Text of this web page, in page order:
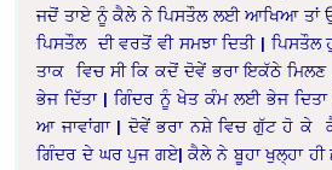
ਜਦੋਂ ਤਾਏ ਨੂੰ ਕੈਲੇ ਨੇ ਪਿਸਤੌਲ ਲਈ ਆਖਿਆ ਤਾਂ
ਪਿਸਤੌਲ ਦੀ ਵਰਤੋਂ ਵੀ ਸਮਝਾ ਦਿਤੀ |
ਤਾਕ ਵਿਚ ਸੀ ਕਿ ਕਦੋਂ ਦੋਵੇਂ ਭਰਾ ਇਕੱਠੇ
ਭੇਜ ਦਿੱਤਾ | ਗਿੰਦਰ ਨੂੰ ਖੇਤ ਕੰਮ ਲਈ ਭੇਜ
ਆ ਜਾਵਾਂਗਾ | ਦੋਵੇਂ ਭਰਾ ਨਸ਼ੇ ਵਿਚ ਗੁੱਟ ਹੋ ਕੇ
ਗਿੰਦਰ ਦੇ ਘਰ ਪੁਜ ਗਏ| ਕੈਲੇ ਨੇ ਬੂਹਾ ਖੁਲ੍ਹਾ